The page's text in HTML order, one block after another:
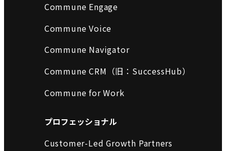
Commune Engage
Commune Voice
Commune Navigator
Commune CRM（旧：SuccessHub）
Commune for Work
プロフェッショナル
Customer-Led Growth Partners